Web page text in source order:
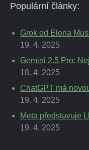
Populární články:
Grok od Elona
19. 4. 2025
Gemini 2.5 Pro:
18. 4. 2025
ChatGPT má
19. 4. 2025
Meta představuje
19. 4. 2025